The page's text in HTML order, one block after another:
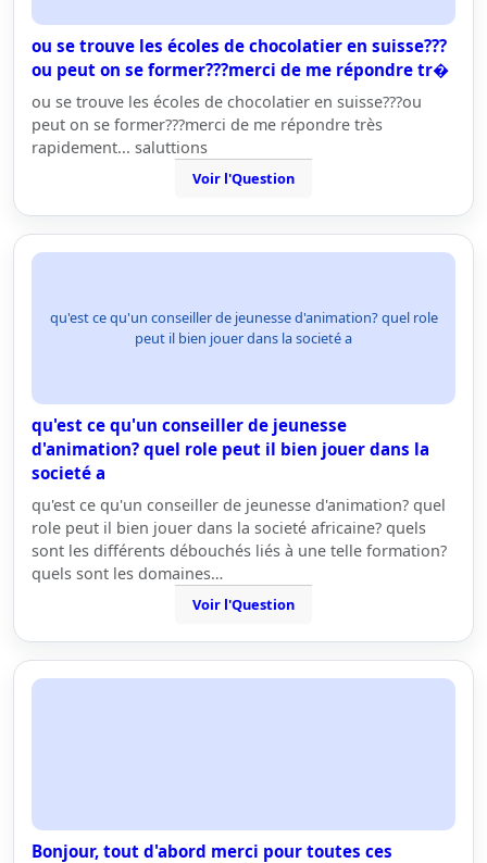
ou se trouve les écoles de chocolatier en suisse???
ou peut on se former???merci de me répondre tr�
ou se trouve les écoles de chocolatier en suisse???ou
peut on se former???merci de me répondre très
rapidement... saluttions
Voir l'Question
qu'est ce qu'un conseiller de jeunesse d'animation? quel role
peut il bien jouer dans la societé a
qu'est ce qu'un conseiller de jeunesse
d'animation? quel role peut il bien jouer dans la
societé a
qu'est ce qu'un conseiller de jeunesse d'animation? quel
role peut il bien jouer dans la societé africaine? quels
sont les différents débouchés liés à une telle formation?
quels sont les domaines…
Voir l'Question
Bonjour, tout d'abord merci pour toutes ces